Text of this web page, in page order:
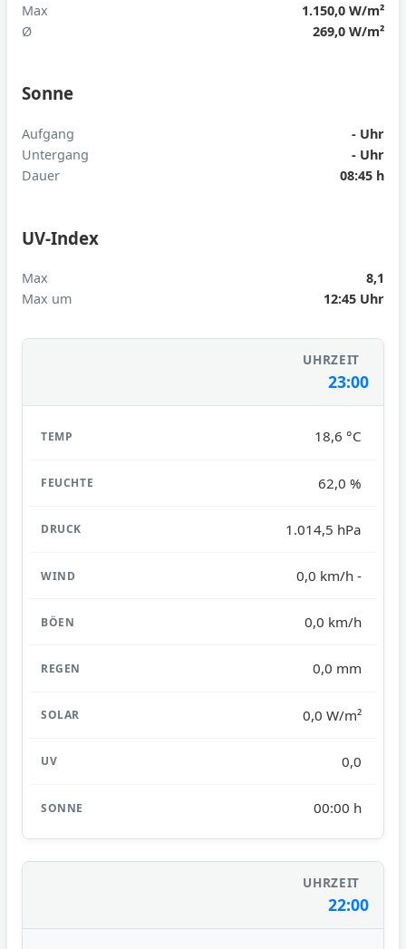
Max
1.150,0 W/m²
Ø
269,0 W/m²
Sonne
Aufgang
- Uhr
Untergang
- Uhr
Dauer
08:45 h
UV-Index
Max
8,1
Max um
12:45 Uhr
23:00
18,6 °C
62,0 %
1.014,5 hPa
0,0 km/h -
0,0 km/h
0,0 mm
0,0 W/m²
0,0
00:00 h
22:00